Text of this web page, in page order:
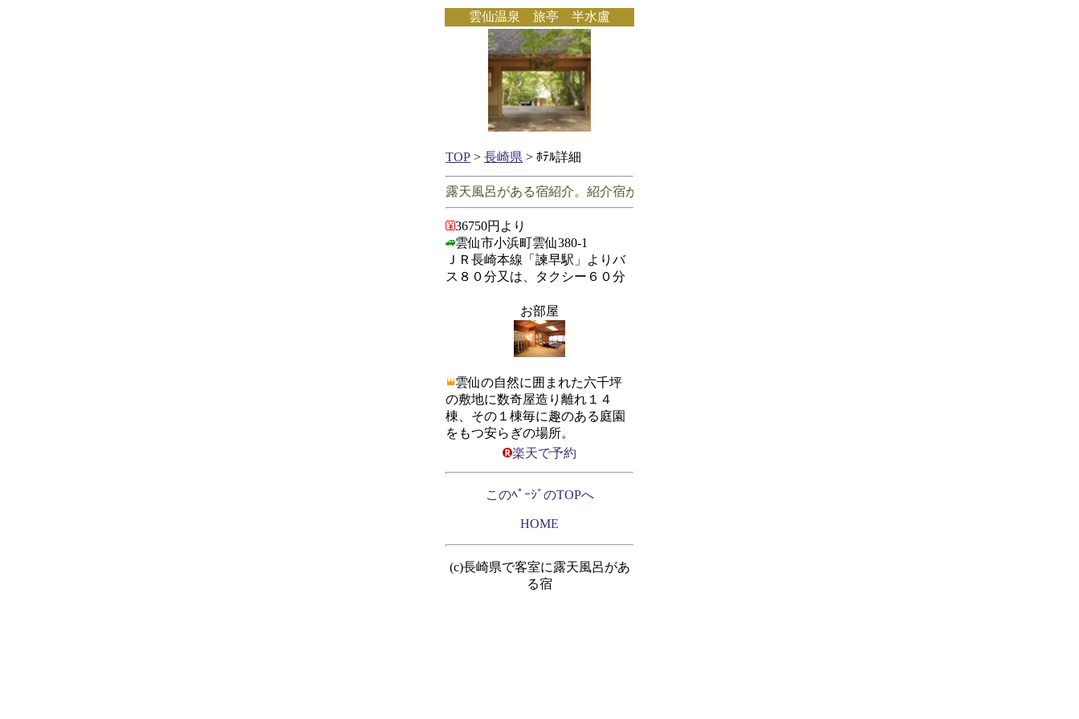
雲仙温泉 旅亭 半水盧
TOP > 長崎県 > ﾎﾃﾙ詳細
長崎県で客室に露天風呂がある宿紹介。紹介宿が30件未満の場合は露天風呂のある宿の案内も。
36750円より
雲仙市小浜町雲仙380-1
ＪＲ長崎本線「諫早駅」よりバ
ス８０分又は、タクシー６０分
お部屋
雲仙の自然に囲まれた六千坪
の敷地に数奇屋造り離れ１４
棟、その１棟毎に趣のある庭園
をもつ安らぎの場所。
楽天で予約
このﾍﾟｰｼﾞのTOPへ
HOME
(c)長崎県で客室に露天風呂があ
る宿